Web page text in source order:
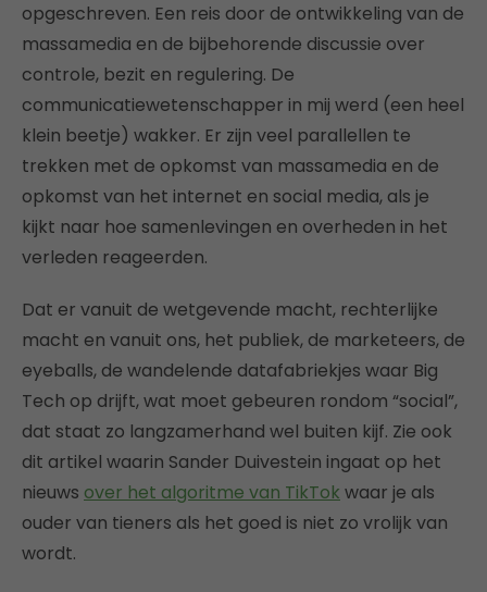
opgeschreven. Een reis door de ontwikkeling van de
massamedia en de bijbehorende discussie over
controle, bezit en regulering. De
communicatiewetenschapper in mij werd (een heel
klein beetje) wakker. Er zijn veel parallellen te
trekken met de opkomst van massamedia en de
opkomst van het internet en social media, als je
kijkt naar hoe samenlevingen en overheden in het
verleden reageerden.
Dat er vanuit de wetgevende macht, rechterlijke
macht en vanuit ons, het publiek, de marketeers, de
eyeballs, de wandelende datafabriekjes waar Big
Tech op drijft, wat moet gebeuren rondom “social”,
dat staat zo langzamerhand wel buiten kijf. Zie ook
dit artikel waarin Sander Duivestein ingaat op het
nieuws over het algoritme van TikTok waar je als
ouder van tieners als het goed is niet zo vrolijk van
wordt.